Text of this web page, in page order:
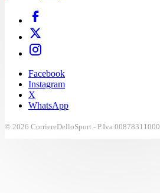
Facebook
Instagram
X
WhatsApp
© 2026 CorriereDelloSport - P.Iva 00878311000